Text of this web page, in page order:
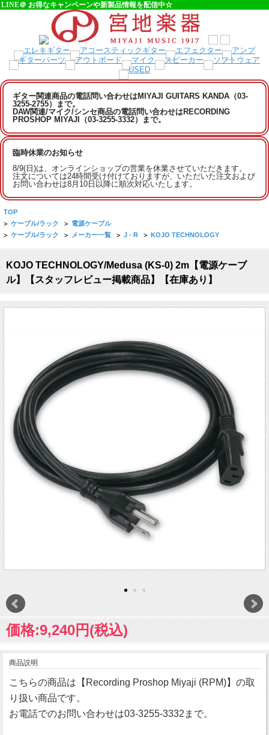
LINE＠ お得なキャンペーンや新製品情報を配信中☆
ギター関連商品の電話問い合わせはMIYAJI GUITARS KANDA（03-
3255-2755）まで。
DAW関連/マイク/シンセ商品の電話問い合わせはRECORDING
PROSHOP MIYAJI（03-3255-3332）まで。
臨時休業のお知らせ
8/9(日)は、オンラインショップの営業を休業させていただきます。
注文については24時間受け付けておりますが、いただいた注文および
お問い合わせは8月10日以降に順次対応いたします。
TOP
> ケーブル/ラック > 電源ケーブル
> ケーブル/ラック > メーカー一覧 > J - R > KOJO TECHNOLOGY
KOJO TECHNOLOGY/Medusa (KS-0) 2m【電源ケーブ
ル】【スタッフレビュー掲載商品】【在庫あり】
価格:9,240円(税込)
商品説明
こちらの商品は【Recording Proshop Miyaji (RPM)】の取
り扱い商品です。
お電話でのお問い合わせは03-3255-3332まで。